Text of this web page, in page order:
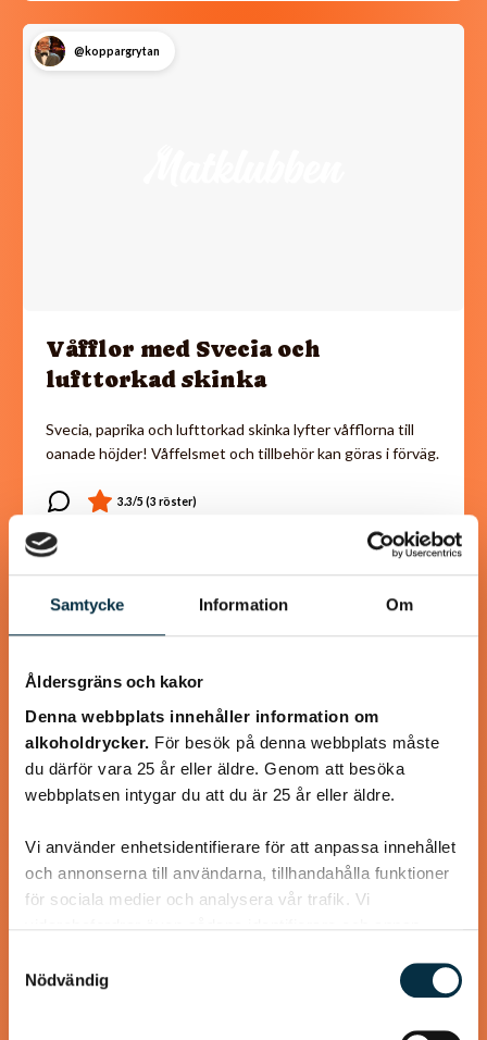
Samtycke Information Om
Åldersgräns och kakor
Denna webbplats innehåller information om
alkoholdrycker. För besök på denna webbplats måste
du därför vara 25 år eller äldre. Genom att besöka
webbplatsen intygar du att du är 25 år eller äldre.
Vi använder enhetsidentifierare för att anpassa innehållet
och annonserna till användarna, tillhandahålla funktioner
för sociala medier och analysera vår trafik. Vi
annons- och analysföretag som vi samarbetar med.
Dessa kan i sin tur kombinera informationen med annan
information som du har tillhandahållit eller som de har
Nödvändig
@koppargrytan
Våfflor med Svecia och
lufttorkad skinka
Svecia, paprika och lufttorkad skinka lyfter våfflorna till
oanade höjder! Våffelsmet och tillbehör kan göras i förväg.
Godaste sillröran